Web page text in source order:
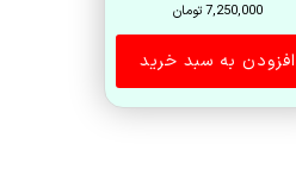
7,250,000تومان
افزودن به سبد خرید